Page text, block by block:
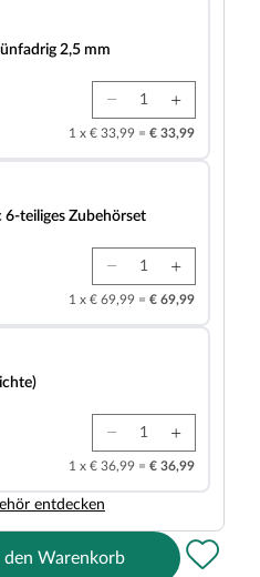
2,5 mm
1 x € 33,99 = € 33,99
6-teiliges Zubehörset
1 x € 69,99 = € 69,99
1 x € 36,99 = € 36,99
entdecken
den Warenkorb